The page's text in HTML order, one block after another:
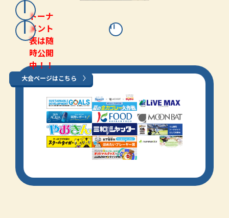
トーナ
メント
表は随
時公開
中！！
大会ページはこちら